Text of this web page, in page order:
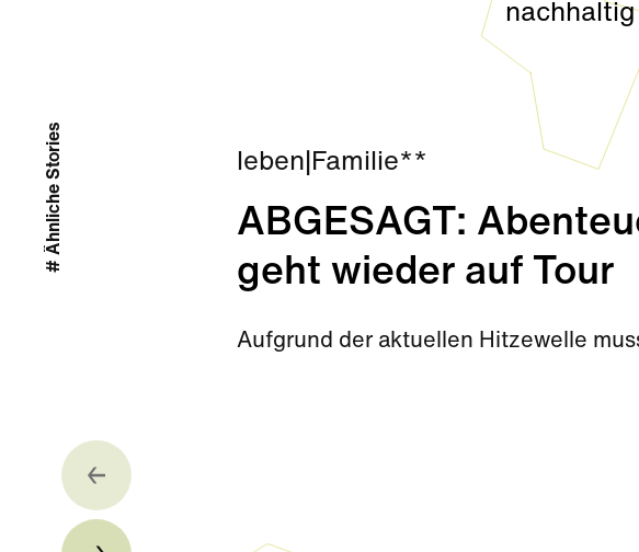
leben Familie**
ABGESAGT:
geht wieder auf Tour
Aufgrund der aktuellen Hitzewelle
# Ähnliche Stories